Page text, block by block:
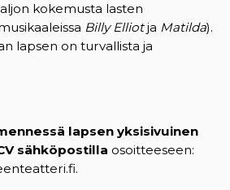
kokemusta lasten
Billy Elliotja Matilda).
lapsen on turvallista ja
lapsen yksisivuinen
sähköpostilla osoitteeseen: